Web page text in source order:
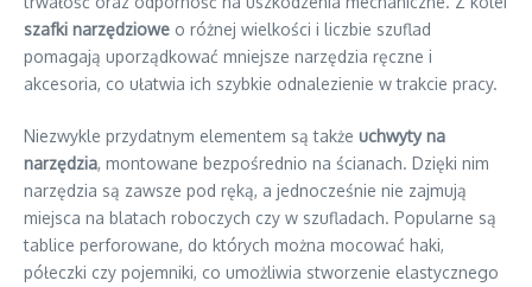
szafki narzędziowe o różnej wielkości i liczbie szuflad
pomagają uporządkować mniejsze narzędzia ręczne i
akcesoria, co ułatwia ich szybkie odnalezienie w trakcie pracy.
Niezwykle przydatnym elementem są także uchwyty na
narzędzia, montowane bezpośrednio na ścianach. Dzięki nim
narzędzia są zawsze pod ręką, a jednocześnie nie zajmują
miejsca na blatach roboczych czy w szufladach. Popularne są
tablice perforowane, do których można mocować haki,
półeczki czy pojemniki, co umożliwia stworzenie elastycznego